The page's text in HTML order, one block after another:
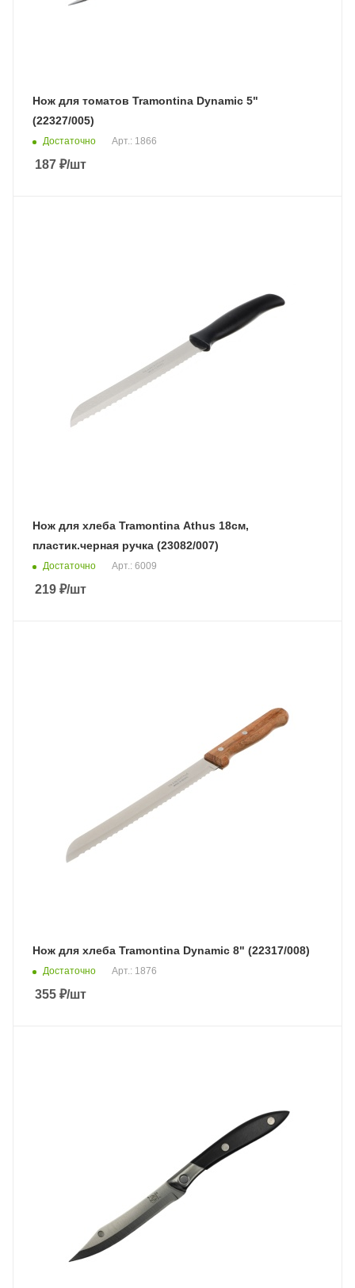
Нож для томатов Tramontina Dynamic 5"
(22327/005)
Достаточно Арт.: 1866
187 ₽/шт
Нож для хлеба Tramontina Athus 18см,
пластик.черная ручка (23082/007)
Достаточно Арт.: 6009
219 ₽/шт
Нож для хлеба Tramontina Dynamic 8" (22317/008)
Достаточно Арт.: 1876
355 ₽/шт